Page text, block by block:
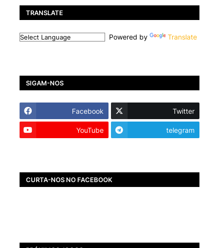
TRANSLATE
Powered by Translate
SIGAM-NOS
Facebook Twitter
YouTube telegram
CURTA-NOS NO FACEBOOK